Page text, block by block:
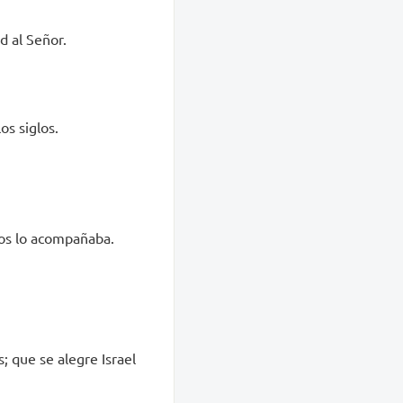
al Señor.
siglos.
lo acompañaba.
que se alegre Israel